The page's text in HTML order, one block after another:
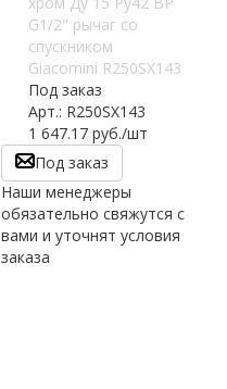
G1/2" рычаг со
спускником
Giacomini R250SX143
Под заказ
Арт.: R250SX143
1 647.17руб./шт
Под заказ
Наши менеджеры
обязательно свяжутся с
вами и уточнят условия
заказа